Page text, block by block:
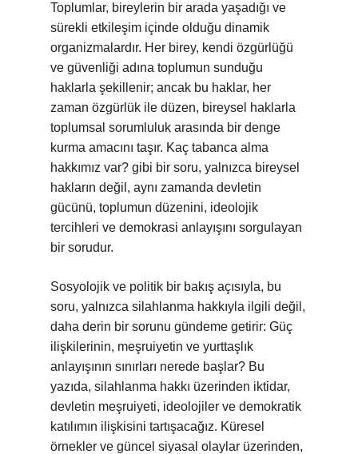
Toplumlar, bireylerin bir arada yaşadığı ve
sürekli etkileşim içinde olduğu dinamik
organizmalardır. Her birey, kendi özgürlüğü
ve güvenliği adına toplumun sunduğu
haklarla şekillenir; ancak bu haklar, her
zaman özgürlük ile düzen, bireysel haklarla
toplumsal sorumluluk arasında bir denge
kurma amacını taşır. Kaç tabanca alma
hakkımız var? gibi bir soru, yalnızca bireysel
hakların değil, aynı zamanda devletin
gücünü, toplumun düzenini, ideolojik
tercihleri ve demokrasi anlayışını sorgulayan
bir sorudur.
Sosyolojik ve politik bir bakış açısıyla, bu
soru, yalnızca silahlanma hakkıyla ilgili değil,
daha derin bir sorunu gündeme getirir: Güç
ilişkilerinin, meşruiyetin ve yurttaşlık
anlayışının sınırları nerede başlar? Bu
yazıda, silahlanma hakkı üzerinden iktidar,
devletin meşruiyeti, ideolojiler ve demokratik
katılımın ilişkisini tartışacağız. Küresel
örnekler ve güncel siyasal olaylar üzerinden,